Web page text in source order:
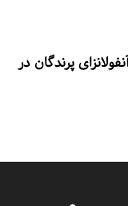
پرندگان در